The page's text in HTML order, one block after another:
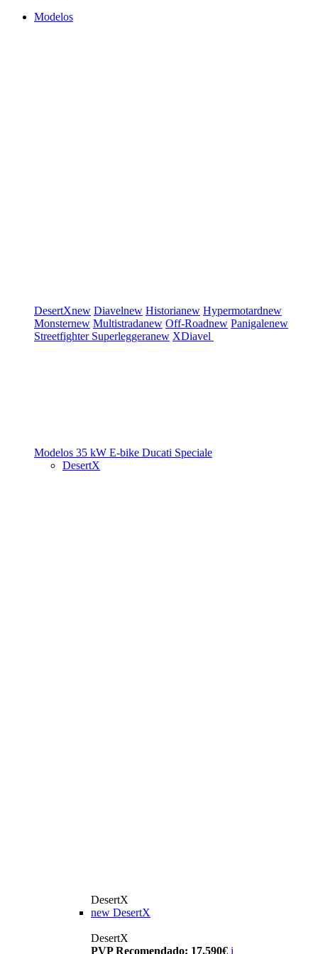
Modelos
DesertXnew Diavelnew Historianew Hypermotardnew
Monsternew Multistradanew Off-Roadnew Panigalenew
Streetfighter Superleggeranew XDiavel
Modelos 35 kW E-bike Ducati Speciale
DesertX
DesertX
new DesertX
DesertX
PVP Recomendado: 17.590€ i